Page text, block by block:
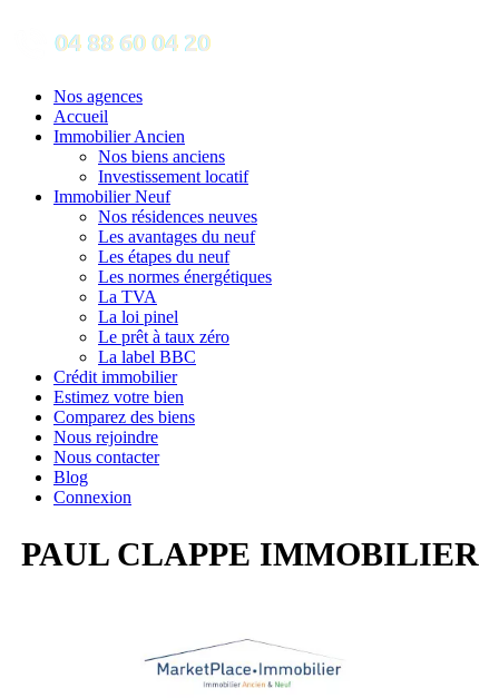
Nos agences
Accueil
Immobilier Ancien
Nos biens anciens
Investissement locatif
Immobilier Neuf
Nos résidences neuves
Les avantages du neuf
Les étapes du neuf
Les normes énergétiques
La TVA
La loi pinel
Le prêt à taux zéro
La label BBC
Crédit immobilier
Estimez votre bien
Comparez des biens
Nous rejoindre
Nous contacter
Blog
Connexion
PAUL CLAPPE IMMOBILIER